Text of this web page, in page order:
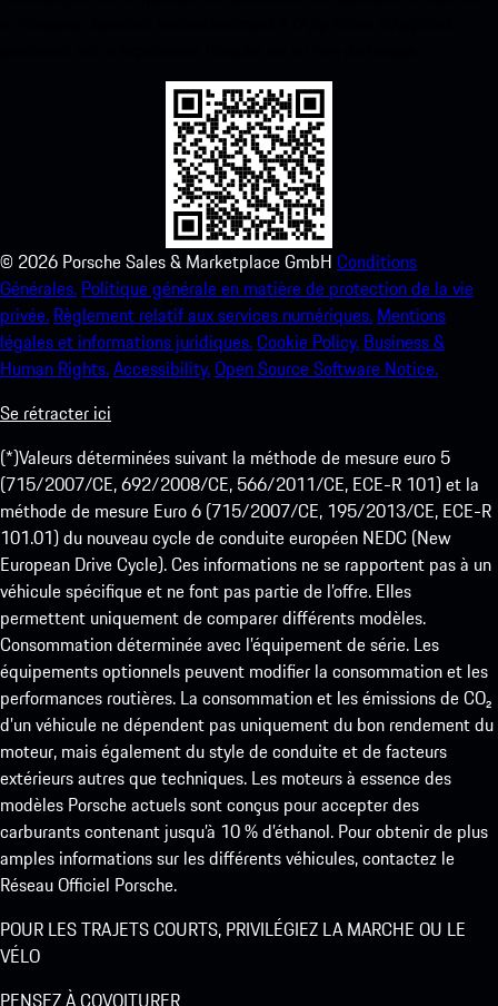
© 2026 Porsche Sales & Marketplace GmbH Conditions
Générales. Politique générale en matière de protection de la vie
privée. Règlement relatif aux services numériques. Mentions
légales et informations juridiques.Cookie Policy. Business &
Human Rights.Accessibility.Open Source Software Notice.
Se rétracter ici
(*)Valeurs déterminées suivant la méthode de mesure euro 5
(715/2007/CE, 692/2008/CE, 566/2011/CE, ECE-R 101) et la
méthode de mesure Euro 6 (715/2007/CE, 195/2013/CE, ECE-R
101.01) du nouveau cycle de conduite européen NEDC (New
European Drive Cycle). Ces informations ne se rapportent pas à un
véhicule spécifique et ne font pas partie de l’offre. Elles
permettent uniquement de comparer différents modèles.
Consommation déterminée avec l’équipement de série. Les
équipements optionnels peuvent modifier la consommation et les
performances routières. La consommation et les émissions de CO₂
d’un véhicule ne dépendent pas uniquement du bon rendement du
moteur, mais également du style de conduite et de facteurs
extérieurs autres que techniques. Les moteurs à essence des
modèles Porsche actuels sont conçus pour accepter des
carburants contenant jusqu’à 10 % d’éthanol. Pour obtenir de plus
amples informations sur les différents véhicules, contactez le
Réseau Officiel Porsche.
POUR LES TRAJETS COURTS, PRIVILÉGIEZ LA MARCHE OU LE
VÉLO
PENSEZ À COVOITURER